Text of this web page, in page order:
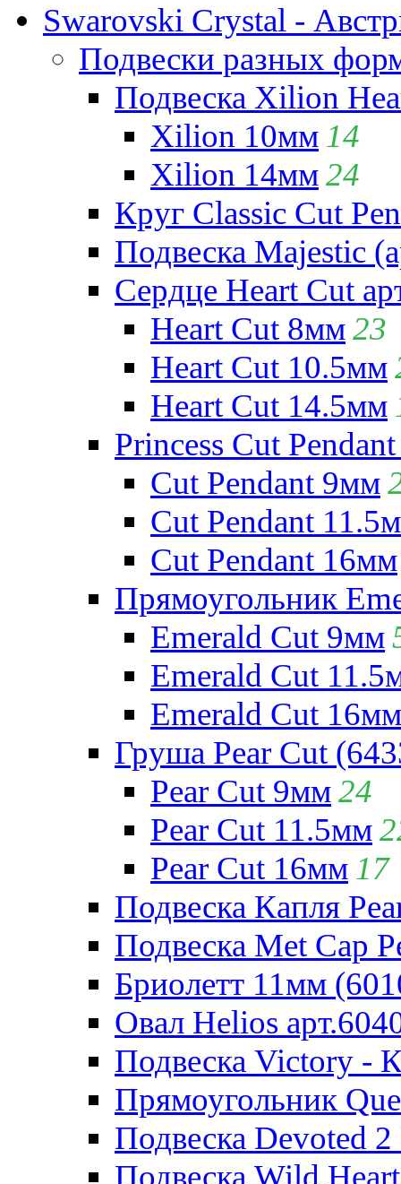
Swarovski Crystal -
Подвески разных
Подвеска Xilion
Xilion 10мм 14
Xilion 14мм24
Круг Classic Cut
Подвеска Majestic
Сердце Heart Cut
Heart Cut 8мм23
Heart Cut 10.5мм
Heart Cut 14.5мм
Princess Cut
Cut Pendant 9мм
Cut Pendant
Cut Pendant 16мм
Прямоугольник
Emerald Cut 9мм
Emerald Cut
Emerald Cut 16мм
Груша Pear Cut
Pear Cut 9мм24
Pear Cut 11.5мм
Pear Cut 16мм 17
Подвеска Капля
Подвеска Met Cap
Бриолетт 11мм
Овал Helios
Подвеска Victory -
Прямоугольник
Подвеска Devoted
Подвеска Wild